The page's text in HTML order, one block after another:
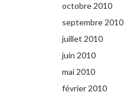
octobre 2010
septembre 2010
juillet 2010
juin 2010
mai 2010
février 2010